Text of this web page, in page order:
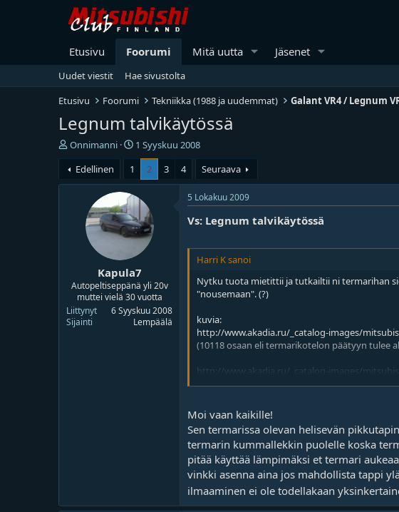
Etusivu Foorumi Mitä uutta Jäsenet
Uudet viestit
Hae sivustolta
Etusivu
Foorumi Tekniikka (1988 ja uudemmat) Galant VR4 / Legnum
Legnum talvikäytössä
V
e
s
n
l
o
Onnimanni
A
i
t
u
s
p
i
v
ä
m
ä
ä
1 Syyskuu 2008
Edellinen
1 2 3 4 Seuraava
Kapula7
Autopeltiseppänä yli 20v
muttei vielä 30 vuotta
Liittynyt
6 Syyskuu 2008
Sijainti
Lempäälä
5 Lokakuu 2009
Vs: Legnum talvikäytössä
Harri K sanoi
Nytku tuota mietittii ja tutkailtii ni termarihan
"nousemaan". (?)
kuvia:
http://www.akadia.ru/_catalog-images/
(10118 osaan eli termarikotelon päätyyn tulee
http://www.akadia.ru/_catalog-images/
edit: onkos kukaa ennemmi syventyny
puolen tulevalle paineelle. Mikäs tän funktio on?
Kylmänä termari on kiinni ja pumpun
Imperio mainitsi että termariin porattava reikä
Itsehän vaihdoin termarin viime talvena kun
lävitse.. Onko reiän poraamisella pian sama
Moi vaan kaikille!
Sen termarissa olevan helisevän
termarin kummallekkin puolelle koska
pitää käyttää lämpimäksi et termari
vinkki asenna aina jos mahdollista tappi
ilmaaminen ei ole todellakaan